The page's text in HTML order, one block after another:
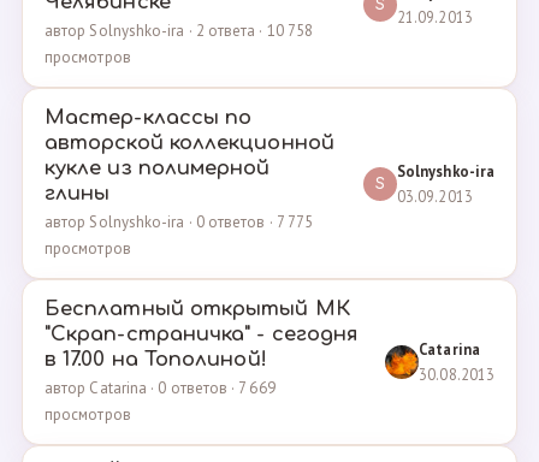
автор Solnyshko-ira · 2 ответа · 10 758
просмотров
S
21.09.2013
Мастер-классы по
авторской коллекционной
кукле из полимерной
глины
автор Solnyshko-ira · 0 ответов · 7 775
просмотров
S
Solnyshko-ira
03.09.2013
Бесплатный открытый МК
"Скрап-страничка" - сегодня
в 17.00 на Тополиной!
автор Catarina · 0 ответов · 7 669
просмотров
Catarina
30.08.2013